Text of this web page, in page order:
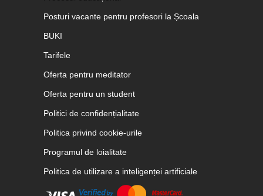
Posturi vacante pentru profesori la Școala
BUKI
Tarifele
Oferta pentru meditator
Oferta pentru un student
Politici de confidențialitate
Politica privind cookie-urile
Programul de loialitate
Politica de utilizare a inteligenței artificiale